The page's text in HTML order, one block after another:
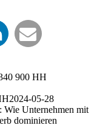
900 HH
2024-05-28
Wie Unternehmen mit
dominieren